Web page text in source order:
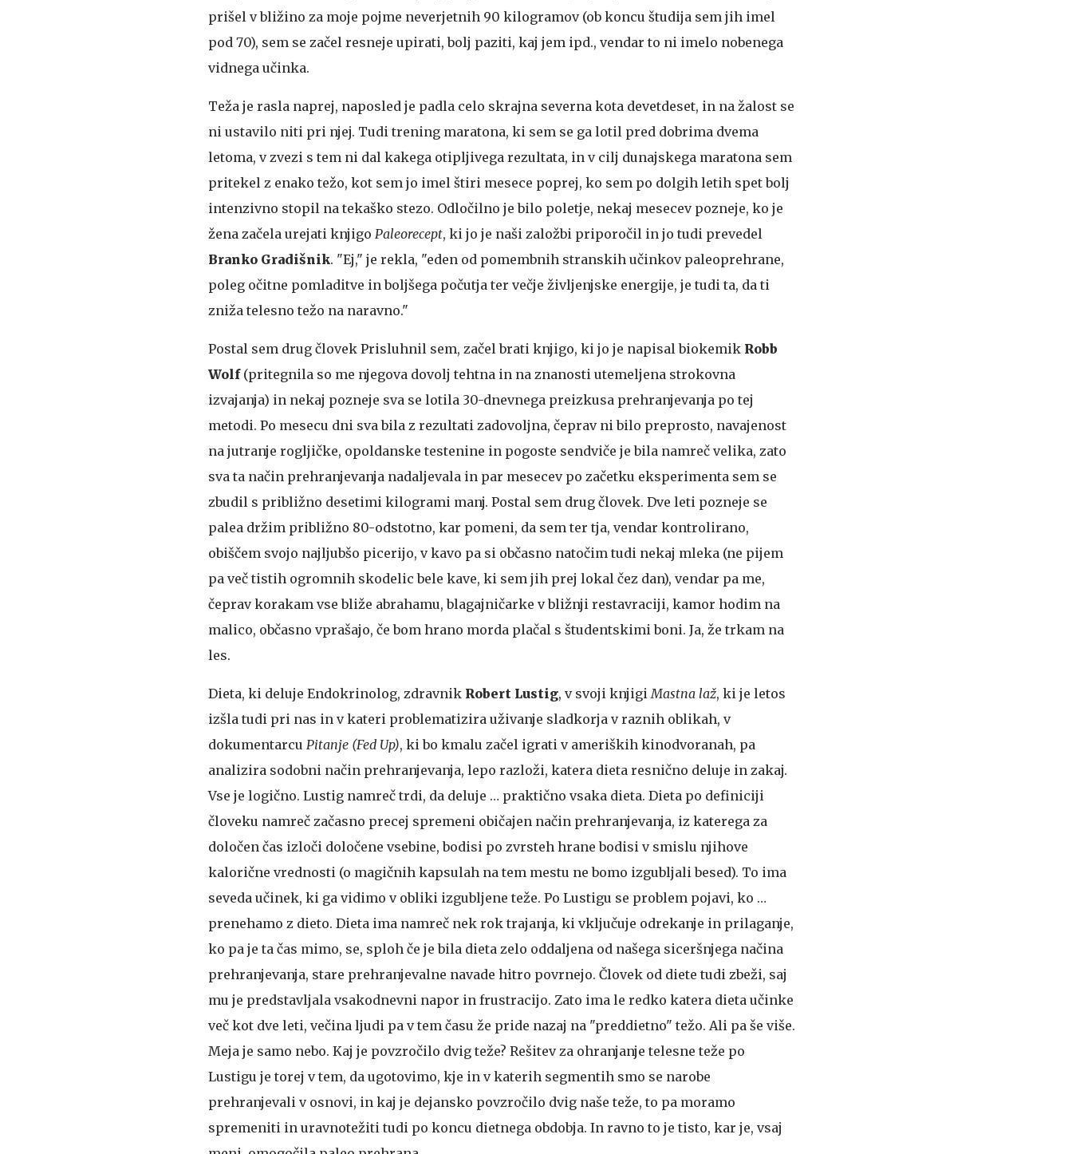
prišel v bližino za moje pojme neverjetnih 90 kilogramov (ob koncu študija sem jih imel
pod 70), sem se začel resneje upirati, bolj paziti, kaj jem ipd., vendar to ni imelo nobenega
vidnega učinka.
Teža je rasla naprej, naposled je padla celo skrajna severna kota devetdeset, in na žalost se
ni ustavilo niti pri njej. Tudi trening maratona, ki sem se ga lotil pred dobrima dvema
letoma, v zvezi s tem ni dal kakega otipljivega rezultata, in v cilj dunajskega maratona sem
pritekel z enako težo, kot sem jo imel štiri mesece poprej, ko sem po dolgih letih spet bolj
intenzivno stopil na tekaško stezo. Odločilno je bilo poletje, nekaj mesecev pozneje, ko je
žena začela urejati knjigo Paleorecept, ki jo je naši založbi priporočil in jo tudi prevedel
Branko Gradišnik. "Ej," je rekla, "eden od pomembnih stranskih učinkov paleoprehrane,
poleg očitne pomladitve in boljšega počutja ter večje življenjske energije, je tudi ta, da ti
zniža telesno težo na naravno."
Postal sem drug človek Prisluhnil sem, začel brati knjigo, ki jo je napisal biokemik Robb
Wolf(pritegnila so me njegova dovolj tehtna in na znanosti utemeljena strokovna
izvajanja) in nekaj pozneje sva se lotila 30-dnevnega preizkusa prehranjevanja po tej
metodi. Po mesecu dni sva bila z rezultati zadovoljna, čeprav ni bilo preprosto, navajenost
na jutranje rogljičke, opoldanske testenine in pogoste sendviče je bila namreč velika, zato
sva ta način prehranjevanja nadaljevala in par mesecev po začetku eksperimenta sem se
zbudil s približno desetimi kilogrami manj. Postal sem drug človek. Dve leti pozneje se
palea držim približno 80-odstotno, kar pomeni, da sem ter tja, vendar kontrolirano,
obiščem svojo najljubšo picerijo, v kavo pa si občasno natočim tudi nekaj mleka (ne pijem
pa več tistih ogromnih skodelic bele kave, ki sem jih prej lokal čez dan), vendar pa me,
čeprav korakam vse bliže abrahamu, blagajničarke v bližnji restavraciji, kamor hodim na
malico, občasno vprašajo, če bom hrano morda plačal s študentskimi boni. Ja, že trkam na
les.
Dieta, ki deluje Endokrinolog, zdravnik Robert Lustig, v svoji knjigi Mastna laž, ki je letos
izšla tudi pri nas in v kateri problematizira uživanje sladkorja v raznih oblikah, v
dokumentarcu Pitanje (Fed Up), ki bo kmalu začel igrati v ameriških kinodvoranah, pa
analizira sodobni način prehranjevanja, lepo razloži, katera dieta resnično deluje in zakaj.
Vse je logično. Lustig namreč trdi, da deluje … praktično vsaka dieta. Dieta po definiciji
človeku namreč začasno precej spremeni običajen način prehranjevanja, iz katerega za
določen čas izloči določene vsebine, bodisi po zvrsteh hrane bodisi v smislu njihove
kalorične vrednosti (o magičnih kapsulah na tem mestu ne bomo izgubljali besed). To ima
seveda učinek, ki ga vidimo v obliki izgubljene teže. Po Lustigu se problem pojavi, ko …
prenehamo z dieto. Dieta ima namreč nek rok trajanja, ki vključuje odrekanje in prilaganje,
ko pa je ta čas mimo, se, sploh če je bila dieta zelo oddaljena od našega siceršnjega načina
prehranjevanja, stare prehranjevalne navade hitro povrnejo. Človek od diete tudi zbeži, saj
mu je predstavljala vsakodnevni napor in frustracijo. Zato ima le redko katera dieta učinke
več kot dve leti, večina ljudi pa v tem času že pride nazaj na "preddietno" težo. Ali pa še više.
Meja je samo nebo. Kaj je povzročilo dvig teže? Rešitev za ohranjanje telesne teže po
Lustigu je torej v tem, da ugotovimo, kje in v katerih segmentih smo se narobe
prehranjevali v osnovi, in kaj je dejansko povzročilo dvig naše teže, to pa moramo
spremeniti in uravnotežiti tudi po koncu dietnega obdobja. In ravno to je tisto, kar je, vsaj